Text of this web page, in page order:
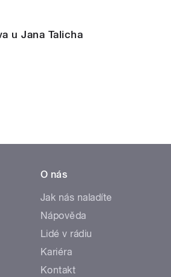
u Jana Talicha
O nás
Jak nás naladíte
Nápověda
Lidé v rádiu
Kariéra
Kontakt